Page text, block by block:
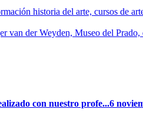
con nuestro profe...6